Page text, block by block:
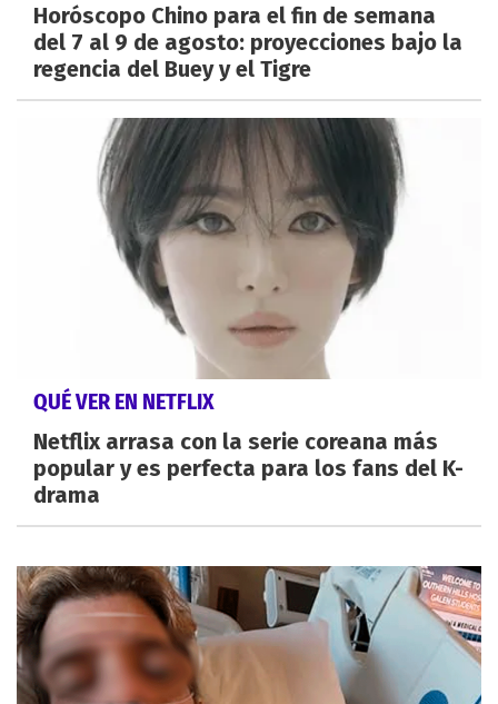
Horóscopo Chino para el fin de semana
del 7 al 9 de agosto: proyecciones bajo la
regencia del Buey y el Tigre
QUÉ VER EN NETFLIX
Netflix arrasa con la serie coreana más
popular y es perfecta para los fans del K-
drama